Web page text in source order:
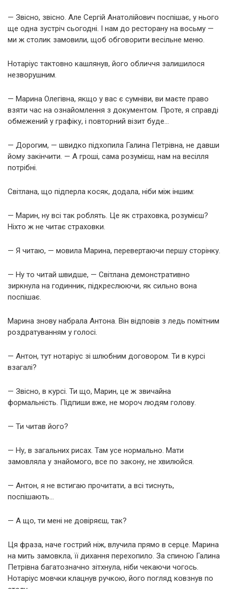
— Звісно, звісно. Але Сергій Анатолійович поспішає, у нього
ще одна зустріч сьогодні. І нам до ресторану на восьму —
ми ж столик замовили, щоб обговорити весільне меню.
Нотаріус тактовно кашлянув, його обличчя залишилося
незворушним.
— Марина Олегівна, якщо у вас є сумніви, ви маєте право
взяти час на ознайомлення з документом. Проте, я справді
обмежений у графіку, і повторний візит буде…
— Дорогим, — швидко підхопила Галина Петрівна, не давши
йому закінчити. — А гроші, сама розумієш, нам на весілля
потрібні.
Світлана, що підперла косяк, додала, ніби між іншим:
— Марин, ну всі так роблять. Це як страховка, розумієш?
Ніхто ж не читає страховки.
— Я читаю, — мовила Марина, перевертаючи першу сторінку.
— Ну то читай швидше, — Світлана демонстративно
зиркнула на годинник, підкреслюючи, як сильно вона
поспішає.
Марина знову набрала Антона. Він відповів з ледь помітним
роздратуванням у голосі.
— Антон, тут нотаріус зі шлюбним договором. Ти в курсі
взагалі?
— Звісно, в курсі. Ти що, Марин, це ж звичайна
формальність. Підпиши вже, не мороч людям голову.
— Ти читав його?
— Ну, в загальних рисах. Там усе нормально. Мати
замовляла у знайомого, все по закону, не хвилюйся.
— Антон, я не встигаю прочитати, а всі тиснуть,
поспішають…
— А що, ти мені не довіряєш, так?
Ця фраза, наче гострий ніж, влучила прямо в серце. Марина
на мить замовкла, її дихання перехопило. За спиною Галина
Петрівна багатозначно зітхнула, ніби чекаючи чогось.
Нотаріус мовчки клацнув ручкою, його погляд ковзнув по